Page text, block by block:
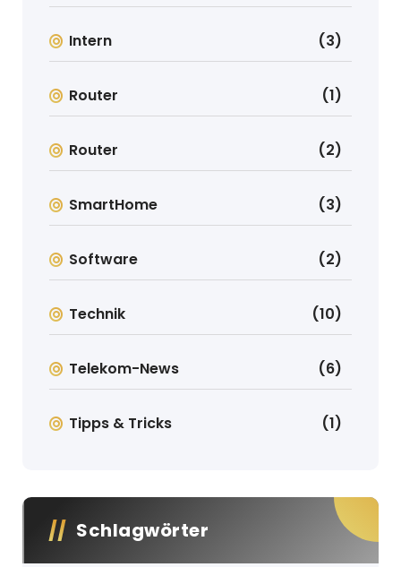
Intern (3)
Router (1)
Router (2)
SmartHome (3)
Software (2)
Technik (10)
Telekom-News (6)
Tipps & Tricks (1)
Schlagwörter